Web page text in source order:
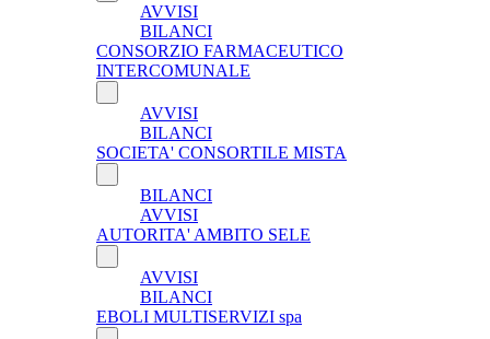
AVVISI
BILANCI
CONSORZIO FARMACEUTICO
INTERCOMUNALE
AVVISI
BILANCI
SOCIETA' CONSORTILE MISTA
BILANCI
AVVISI
AUTORITA' AMBITO SELE
AVVISI
BILANCI
EBOLI MULTISERVIZI spa